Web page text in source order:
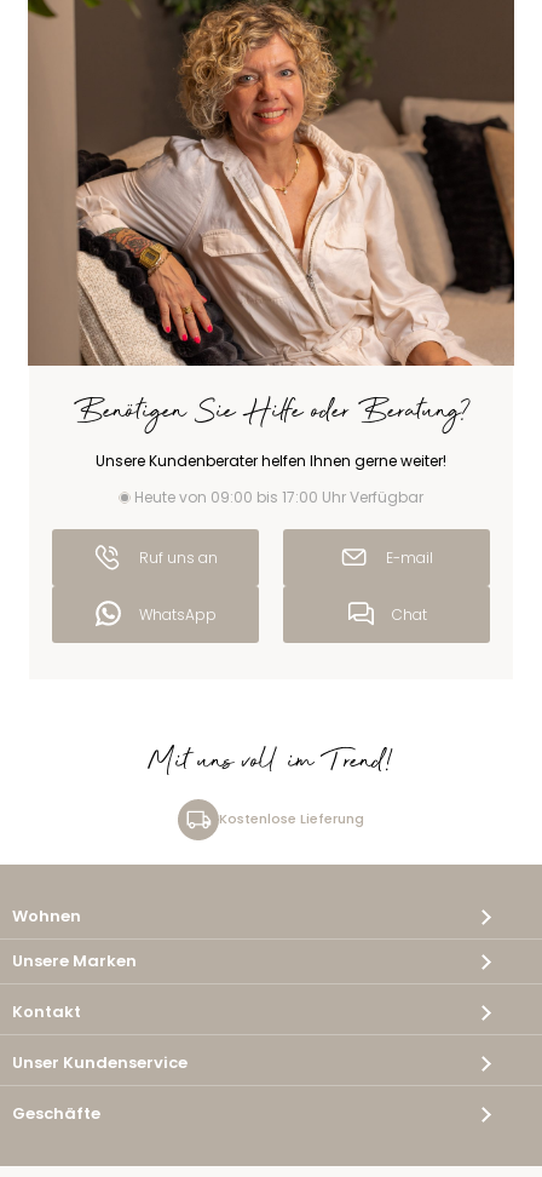
Benötigen Sie Hilfe oder Beratung?
Unsere Kundenberater helfen Ihnen gerne weiter!
Heute von 09:00 bis 17:00 Uhr Verfügbar
Ruf uns an E-mail
WhatsApp Chat
Mit uns voll im Trend!
Kostenlose Lieferung
Wohnen
Unsere Marken
Kontakt
Unser Kundenservice
Geschäfte